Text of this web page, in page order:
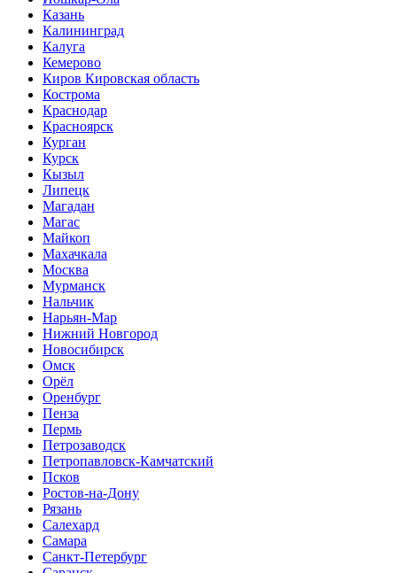
Казань
Калининград
Калуга
Кемерово
Киров Кировская область
Кострома
Краснодар
Красноярск
Курган
Курск
Кызыл
Липецк
Магадан
Магас
Майкоп
Махачкала
Москва
Мурманск
Нальчик
Нарьян-Мар
Нижний Новгород
Новосибирск
Омск
Орёл
Оренбург
Пенза
Пермь
Петрозаводск
Петропавловск-Камчатский
Псков
Ростов-на-Дону
Рязань
Салехард
Самара
Санкт-Петербург